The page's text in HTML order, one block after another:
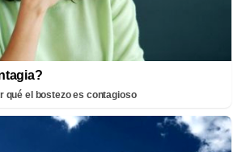
qué el bostezo es contagioso